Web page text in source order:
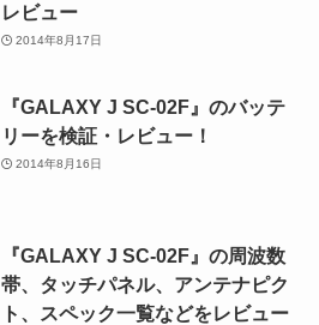
レビュー
2014年8月17日
『GALAXY J SC-02F』のバッテ
リーを検証・レビュー！
2014年8月16日
『GALAXY J SC-02F』の周波数
帯、タッチパネル、アンテナピク
ト、スペック一覧などをレビュー